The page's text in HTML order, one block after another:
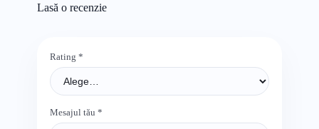
Lasă o recenzie
Rating *
Mesajul tău *